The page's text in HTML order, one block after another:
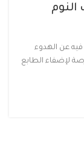
فيه عن الهدوء
لإضفاء الطابع